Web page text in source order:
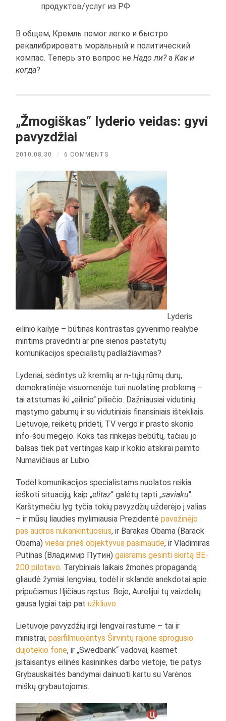
продуктов/услуг из РФ
В общем, Кремль помог легко и быстро
рекалибрировать моральный и политический
компас. Теперь это вопрос неНадо ли?аКак и
когда?
„Žmogiškas“ lyderio veidas: gyvi
pavyzdžiai
2010.08.30 / 6 COMMENTS
Lyderis
eilinio kailyje – būtinas kontrastas gyvenimo realybe
mintims pravėdinti ar prie sienos pastatytų
komunikacijos specialistų padlaižiavimas?
Lyderiai, sėdintys už kremlių ar n-tųjų rūmų durų,
demokratinėje visuomenėje turi nuolatinę problemą –
tai atstumas iki „eilinio“ piliečio. Dažniausiai vidutinių
mąstymo gabumų ir su vidutiniais finansiniais ištekliais.
Lietuvoje, reikėtų pridėti, TV vergo ir prasto skonio
info-šou mėgėjo. Koks tas rinkėjas bebūtų, tačiau jo
balsas tiek pat vertingas kaip ir kokio atskirai paimto
Numavičiaus ar Lubio.
Todėl komunikacijos specialistams nuolatos reikia
ieškoti situacijų, kaip „elitaz“ galėtų tapti „saviaku“.
Karštymečiu lyg tyčia tokių pavyzdžių užderėjo į valias
– ir mūsų liaudies mylimiausia Prezidentėpavažinėjo
pas audros nukankintuosius, ir Barakas Obama (Barack
Obama)viešai prieš objektyvus pasimaudė, ir Vladimiras
Putinas (Владимир Путин)gaisrams gesinti skirtą BE-
200 pilotavo. Tarybiniais laikais žmonės propagandą
gliaudė žymiai lengviau, todėl ir sklandė anekdotai apie
pripučiamus Iljičiaus rąstus. Beje, Aurelijui tų vaizdelių
gausa lygiai taip patužkliuvo.
Lietuvoje pavyzdžių irgi lengvai rastume – tai ir
ministrai,pasifilmuojantys Širvintų rajone sprogusio
dujotekio fone, ir „Swedbank“ vadovai, kasmet
įsitaisantys eilinės kasininkės darbo vietoje, tie patys
Grybauskaitės bandymai dainuoti kartu su Varėnos
miškų grybautojomis.